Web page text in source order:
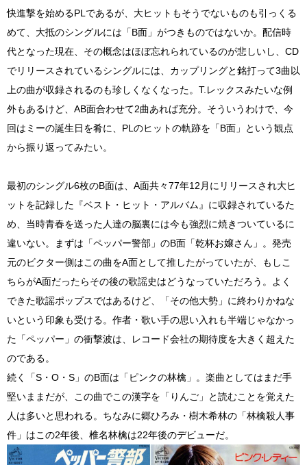
快進撃を始めるPLであるが、大ヒットもそうでないものも引っくる
めて、大抵のシングルには「B面」がつきものではないか。配信時
代となった現在、その概念はほぼ忘れられているのが悲しいし、CD
でリリースされているシングルには、カップリングと銘打って3曲以
上の曲が収録されるのも珍しくなくなった。T.レックスみたいな例
外もあるけど、AB面合わせて2曲あれば充分。そういうわけで、今
回はミーの誕生日を肴に、PLのヒットの軌跡を「B面」という観点
から振り返ってみたい。
最初のシングル6枚のB面は、A面共々77年12月にリリースされ大ヒ
ットを記録した『ベスト・ヒット・アルバム』に収録されているた
め、当時青春を送った人達の脳裏には今も強烈に焼きついているに
違いない。まずは「ペッパー警部」のB面「乾杯お嬢さん」。発売
元のビクター側はこの曲をA面として推したがっていたが、もしこ
ちらがA面だったらその後の歌謡史はどうなっていただろう。よく
できた歌謡ポップスではあるけど、「その他大勢」に終わりかねな
いという印象も受ける。作者・歌い手の思い入れも半端じゃなかっ
た「ペッパー」の衝撃波は、レコード会社の期待度を大きく超えた
のである。
続く「S・O・S」のB面は「ピンクの林檎」。楽曲としてはまだ手
堅いままだが、この曲でこの漢字を「りんご」と読むことを覚えた
人は多いと思われる。ちなみに郷ひろみ・樹木希林の「林檎殺人事
件」はこの2年後、椎名林檎は22年後のデビューだ。